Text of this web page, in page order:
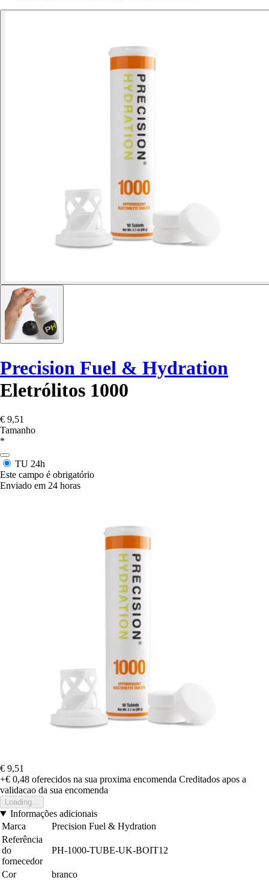
Precision Fuel & Hydration
Eletrólitos 1000
€ 9,51
Tamanho
*
TU 24h
Este campo é obrigatório
Enviado em 24 horas
€ 9,51
+€ 0,48 oferecidos na sua proxima encomenda Creditados apos a
validacao da sua encomenda
Loading...
Informações adicionais
Marca
Precision Fuel & Hydration
Referência
do
fornecedor
PH-1000-TUBE-UK-BOIT12
Cor
branco